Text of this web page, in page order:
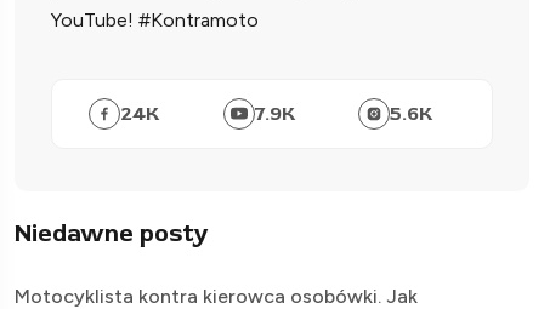
YouTube! #Kontramoto
24K 7.9K 5.6K
Niedawne posty
Motocyklista kontra kierowca osobówki. Jak